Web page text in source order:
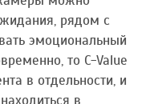
рядом с
эмоциональный
то C-Value
в отдельности, и
в